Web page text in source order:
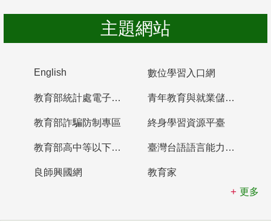
主題網站
English 數位學習入口網
教育部統計處電子書櫃 青年教育與就業儲蓄帳戶
教育部詐騙防制專區 終身學習資源平臺
教育部高中等以下學校及幼兒園教師資格檢定考試 臺灣台語語言能力認證網站
良師興國網
教育家
更多